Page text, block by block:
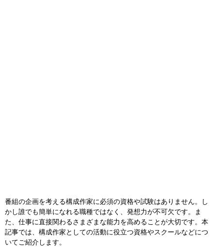
番組の企画を考える構成作家に必須の資格や試験はありません。し
かし誰でも簡単になれる職種ではなく、発想力が不可欠です。ま
た、仕事に直接関わるさまざまな能力を高めることが大切です。本
記事では、構成作家としての活動に役立つ資格やスクールなどにつ
いてご紹介します。